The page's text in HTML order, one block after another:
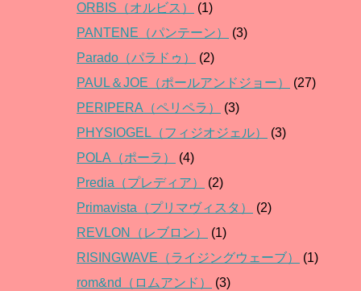
ORBIS（オルビス）
(1)
PANTENE（パンテーン）
(3)
Parado（パラドゥ）
(2)
PAUL＆JOE（ポールアンドジョー）
(27)
PERIPERA（ペリペラ）
(3)
PHYSIOGEL（フィジオジェル）
(3)
POLA（ポーラ）
(4)
Predia（プレディア）
(2)
Primavista（プリマヴィスタ）
(2)
REVLON（レブロン）
(1)
RISINGWAVE（ライジングウェーブ）
(1)
rom&nd（ロムアンド）
(3)